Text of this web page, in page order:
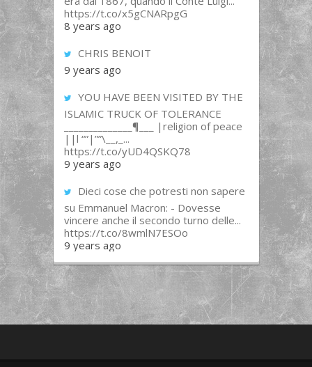
https://t.co/x5gCNARpgG
8 years ago
CHRIS BENOIT
9 years ago
YOU HAVE BEEN VISITED BY THE
ISLAMIC TRUCK OF TOLERANCE
______________¶___ |religion of peace
||l “”|””\__,_...
https://t.co/yUD4QSKQ78
9 years ago
Dieci cose che potresti non sapere
su Emmanuel Macron: - Dovesse
vincere anche il secondo turno delle...
https://t.co/8wmlN7ESOo
9 years ago